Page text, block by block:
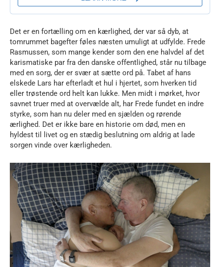
Det er en fortælling om en kærlighed, der var så dyb, at
tomrummet bagefter føles næsten umuligt at udfylde. Frede
Rasmussen, som mange kender som den ene halvdel af det
karismatiske par fra den danske offentlighed, står nu tilbage
med en sorg, der er svær at sætte ord på. Tabet af hans
elskede Lars har efterladt et hul i hjertet, som hverken tid
eller trøstende ord helt kan lukke. Men midt i mørket, hvor
savnet truer med at overvælde alt, har Frede fundet en indre
styrke, som han nu deler med en sjælden og rørende
ærlighed. Det er ikke bare en historie om død, men en
hyldest til livet og en stædig beslutning om aldrig at lade
sorgen vinde over kærligheden.